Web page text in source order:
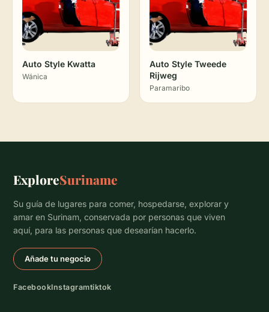
Auto Style Kwatta
Wánica
Auto Style Tweede
Rijweg
Paramaribo
ExploreSuriname
Su guía de lugares para comer, hospedarse, explorar y
amar en Surinam, conservada por personas que viven
aquí, para las personas que desearían hacerlo.
Añade tu negocio
FacebookInstagramtiktok